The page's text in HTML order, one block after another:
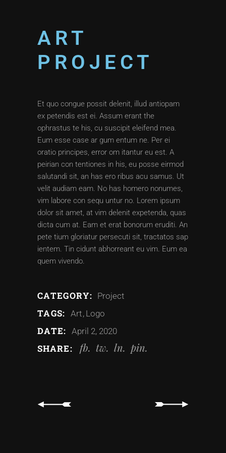
ART
PROJECT
Et quo congue possit delenit, illud antiopam
ex petendis est ei. Assum erant the
ophrastus te his, cu suscipit eleifend mea.
Eum esse case ar gum entum ne. Per ei
oratio principes, error om itantur eu est. A
peirian con tentiones in his, eu posse eirmod
salutandi sit, an has ero ribus acu samus. Ut
velit audiam eam. No has homero nonumes,
vim labore con sequ untur no. Lorem ipsum
dolor sit amet, at vim delenit expetenda, quas
dicta cum at. Eam et erat bonorum eruditi. An
pete tium gloriatur persecuti sit, tractatos sap
ientem. Tin cidunt abhorreant eu vim. Eum ea
quem vivendo.
CATEGORY: Project
TAGS: Art Logo
DATE: April 2, 2020
SHARE: fb tw ln pin